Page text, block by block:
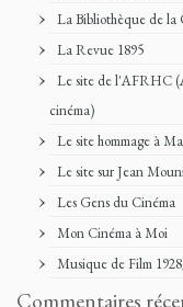
La Bibliothèque de la
La Revue 1895
Le site de l'AFRHC
cinéma)
Le site hommage à
Le site sur Jean
Les Gens du Cinéma
Mon Cinéma à Moi
Musique de Film
Commentaires